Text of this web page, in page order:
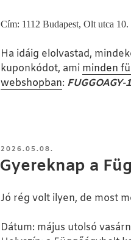
Cím: 1112 Budapest, Olt utca 10.
Ha idáig elolvastad,
kuponkódot, ami minden
webshopban: FUGGOAGY-
BEKÜLDVE:
2026.05.08.
Gyereknap a
Jó rég volt ilyen, de most
Dátum: május utolsó